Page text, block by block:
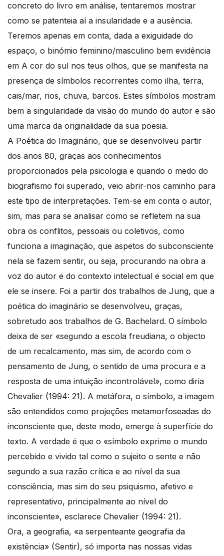
concreto do livro em análise, tentaremos mostrar
como se patenteia aí a insularidade e a ausência.
Teremos apenas em conta, dada a exiguidade do
espaço, o binómio feminino/masculino bem evidência
em A cor do sul nos teus olhos, que se manifesta na
presença de símbolos recorrentes como ilha, terra,
cais/mar, rios, chuva, barcos. Estes símbolos mostram
bem a singularidade da visão do mundo do autor e são
uma marca da originalidade da sua poesia.
A Poética do Imaginário, que se desenvolveu partir
dos anos 80, graças aos conhecimentos
proporcionados pela psicologia e quando o medo do
biografismo foi superado, veio abrir-nos caminho para
este tipo de interpretações. Tem-se em conta o autor,
sim, mas para se analisar como se refletem na sua
obra os conflitos, pessoais ou coletivos, como
funciona a imaginação, que aspetos do subconsciente
nela se fazem sentir, ou seja, procurando na obra a
voz do autor e do contexto intelectual e social em que
ele se insere. Foi a partir dos trabalhos de Jung, que a
poética do imaginário se desenvolveu, graças,
sobretudo aos trabalhos de G. Bachelard. O símbolo
deixa de ser «segundo a escola freudiana, o objecto
de um recalcamento, mas sim, de acordo com o
pensamento de Jung, o sentido de uma procura e a
resposta de uma intuição incontrolável», como diria
Chevalier (1994: 21). A metáfora, o símbolo, a imagem
são entendidos como projeções metamorfoseadas do
inconsciente que, deste modo, emerge à superfície do
texto. A verdade é que o «símbolo exprime o mundo
percebido e vivido tal como o sujeito o sente e não
segundo a sua razão crítica e ao nível da sua
consciência, mas sim do seu psiquismo, afetivo e
representativo, principalmente ao nível do
inconsciente», esclarece Chevalier (1994: 21).
Ora, a geografia, «a serpenteante geografia da
existência» (Sentir), só importa nas nossas vidas